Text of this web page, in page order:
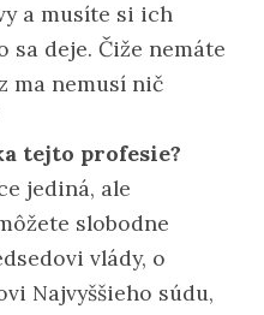
a musíte si ich
sa deje. Čiže nemáte
ma nemusí nič
tejto profesie?
jediná, ale
slobodne
vlády, o
Najvyššieho súdu,